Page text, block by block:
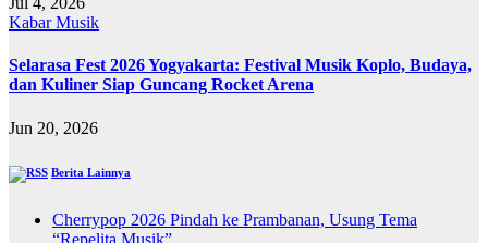
KabarMusik
Selarasa Fest 2026 Yogyakarta: Festival Musik Koplo, Budaya,
dan Kuliner Siap Guncang Rocket Arena
Jun 20, 2026
Berita Lainnya
Cherrypop 2026 Pindah ke Prambanan, Usung Tema
“Repelita Musik”